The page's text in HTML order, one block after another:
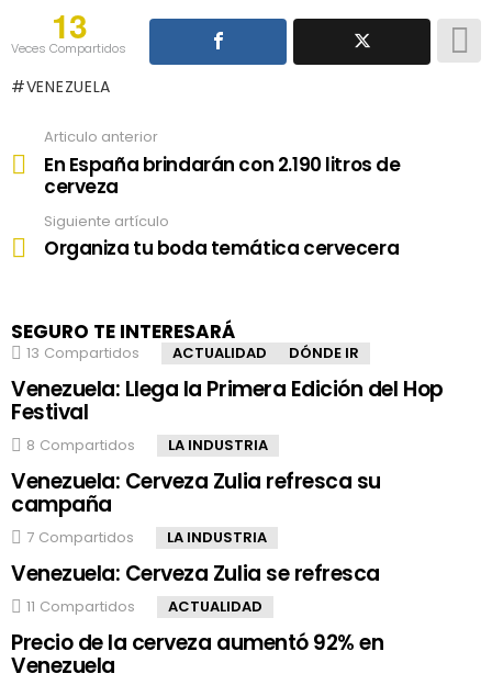
13
Veces Compartidos
VENEZUELA
more
Articulo anterior
En España brindarán con 2.190 litros de
cerveza
Siguiente artículo
Organiza tu boda temática cervecera
SEGURO TE INTERESARÁ
13 Compartidos ACTUALIDAD DÓNDE IR
Venezuela: Llega la Primera Edición del Hop
Festival
8 Compartidos LA INDUSTRIA
Venezuela: Cerveza Zulia refresca su
campaña
7 Compartidos LA INDUSTRIA
Venezuela: Cerveza Zulia se refresca
11 Compartidos ACTUALIDAD
Precio de la cerveza aumentó 92% en
Venezuela